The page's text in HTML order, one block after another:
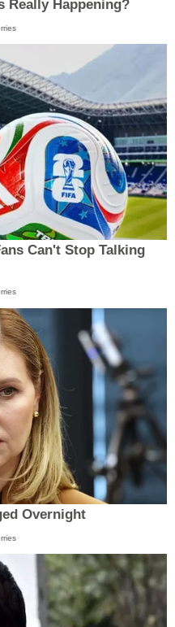
Really Happening?
Can't Stop Talking
Overnight